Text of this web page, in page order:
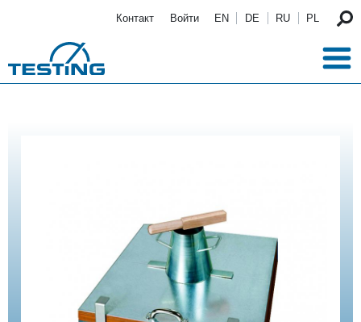
Контакт Войти EN DE RU PL